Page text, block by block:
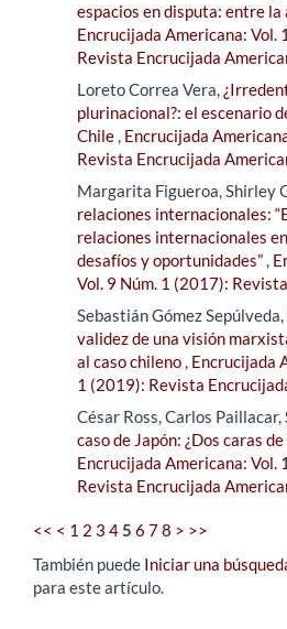
espacios en disputa: entre
Encrucijada Americana: Vol.
Revista Encrucijada
Loreto Correa Vera,
plurinacional?: el escenario
Chile, Encrucijada
Revista Encrucijada
Margarita Figueroa, Shirley
relaciones internacionales:
relaciones internacionales
desafíos y oportunidades”,
Vol. 9 Núm. 1 (2017):
Sebastián Gómez Sepúlveda,
validez de una visión
al caso chileno, Encrucijada
1 (2019): Revista
César Ross, Carlos Paillacar,
caso de Japón: ¿Dos caras
Encrucijada Americana: Vol.
Revista Encrucijada
<< < 1 2 3 45 6 78 > >>
También puede Iniciar una
para este artículo.